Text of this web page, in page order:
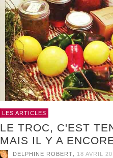
LES ARTICLES
LE TROC, C'EST
MAIS IL Y A
DELPHINE ROBERT 18 AVRIL